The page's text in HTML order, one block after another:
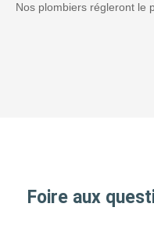
Nos plombiers régleront le
Foire aux